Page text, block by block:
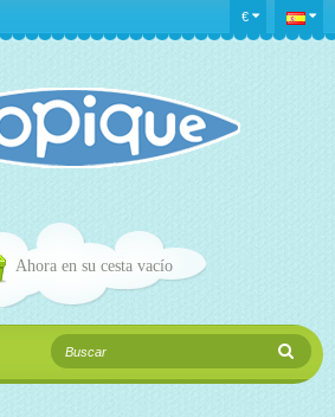
€
Ahora en su cesta vacío